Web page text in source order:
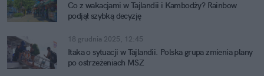
Co z wakacjami w Tajlandii i Kambodży? Rainbow
podjął szybką decyzję
18 grudnia 2025, 12:45
Itaka o sytuacji w Tajlandii. Polska grupa zmienia plany
po ostrzeżeniach MSZ